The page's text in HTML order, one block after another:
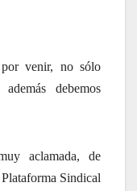
venir, no sólo
debemos
aclamada, de
Sindical